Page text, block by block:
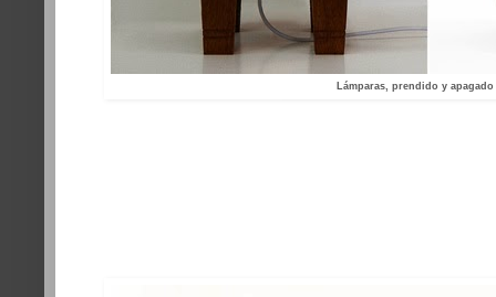
Lámparas, prendido y apagado